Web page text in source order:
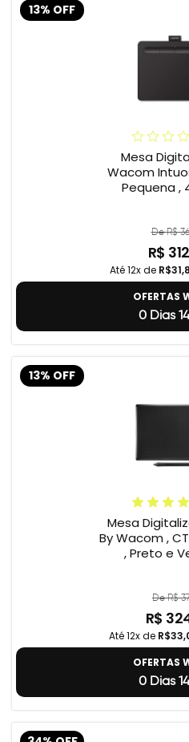
13% OFF
Mesa
Wacom
Pequena ,
De R$
R$
Até 12x de
OFERTAS
0 Dias
13% OFF
Mesa
By Wacom ,
, Preto e
De R$
R$
Até 12x de
OFERTAS
0 Dias